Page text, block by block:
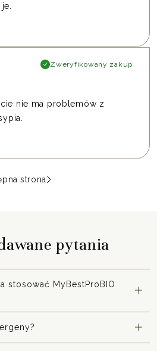
Zweryfikowany zakup
nie ma problemów z
strona
pytania
stosować MyBestProBIO